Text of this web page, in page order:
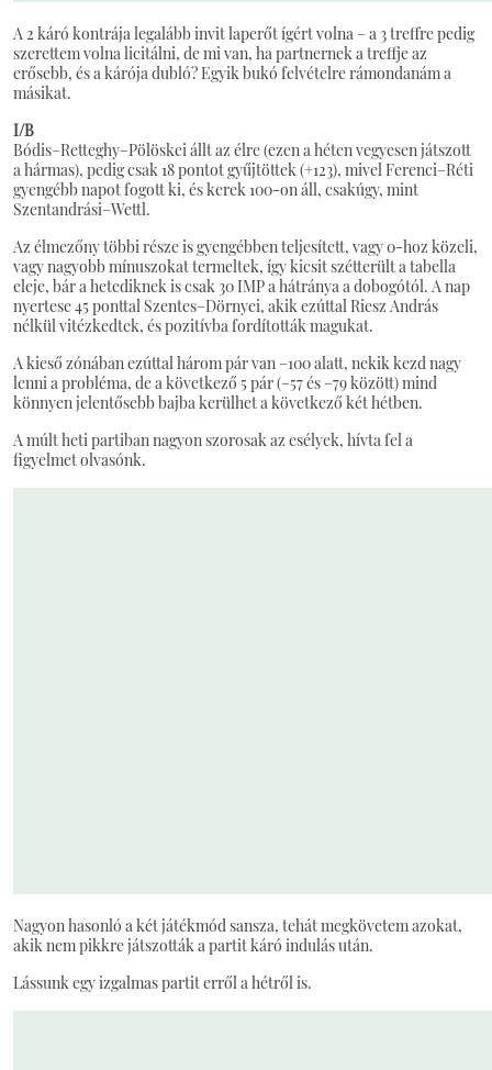
A 2 káró kontrája legalább invit laperőt ígért volna – a 3 treffre pedig
szerettem volna licitálni, de mi van, ha partnernek a treffje az
erősebb, és a kárója dubló? Egyik bukó felvételre rámondanám a
másikat.
I/B
Bódis–Retteghy–Pölöskei állt az élre (ezen a héten vegyesen játszott
a hármas), pedig csak 18 pontot gyűjtöttek (+123), mivel Ferenci–Réti
gyengébb napot fogott ki, és kerek 100-on áll, csakúgy, mint
Szentandrási–Wettl.
Az élmezőny többi része is gyengébben teljesített, vagy 0-hoz közeli,
vagy nagyobb mínuszokat termeltek, így kicsit szétterült a tabella
eleje, bár a hetediknek is csak 30 IMP a hátránya a dobogótól. A nap
nyertese 45 ponttal Szentes–Dörnyei, akik ezúttal Riesz András
nélkül vitézkedtek, és pozitívba fordították magukat.
A kieső zónában ezúttal három pár van –100 alatt, nekik kezd nagy
lenni a probléma, de a következő 5 pár (–57 és –79 között) mind
könnyen jelentősebb bajba kerülhet a következő két hétben.
A múlt heti partiban nagyon szorosak az esélyek, hívta fel a
figyelmet olvasónk.
Nagyon hasonló a két játékmód sansza, tehát megkövetem azokat,
akik nem pikkre játszották a partit káró indulás után.
Lássunk egy izgalmas partit erről a hétről is.